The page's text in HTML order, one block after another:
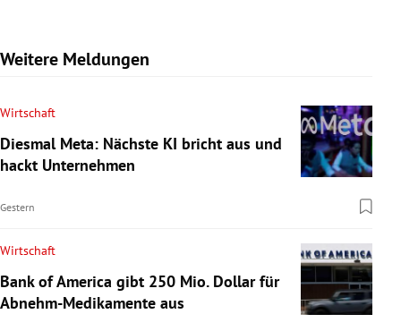
Weitere Meldungen
Wirtschaft
Diesmal Meta: Nächste KI bricht aus und
hackt Unternehmen
Gestern
Wirtschaft
Bank of America gibt 250 Mio. Dollar für
Abnehm-Medikamente aus